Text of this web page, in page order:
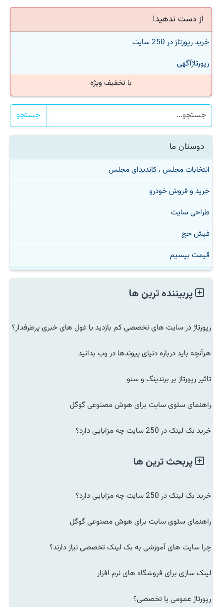
از دست ندهید!
خرید رپورتاژ در 250 سایت
رپورتاژآگهی
با تخفیف ویژه
جستجو
دوستان ما
انتخابات مجلس ، کاندیدای مجلس
خرید و فروش خودرو
طراحی سایت
فیش حج
قیمت بیسیم
پربیننده ترین ها
رپورتاژ در سایت های تخصصی کم بازدید یا غول های خبری پرطرفدار؟
هرآنچه باید درباره دنیای پیوندها در وب بدانید
تاثیر رپورتاژ بر برندینگ و سئو
راهنمای سئوی سایت برای هوش مصنوعی گوگل
خرید بک لینک در 250 سایت چه مزایایی دارد؟
پربحث ترین ها
خرید بک لینک در 250 سایت چه مزایایی دارد؟
راهنمای سئوی سایت برای هوش مصنوعی گوگل
چرا سایت های آموزشی به بک لینک تخصصی نیاز دارند؟
لینک سازی برای فروشگاه های نرم افزار
رپورتاژ عمومی یا تخصصی؟